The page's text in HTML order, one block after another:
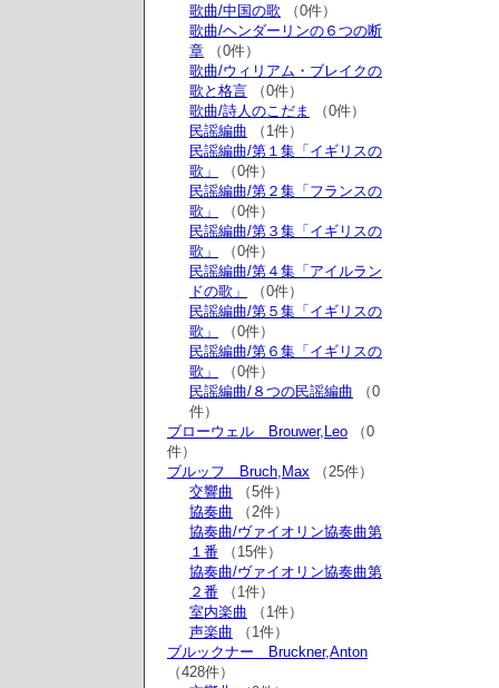
歌曲/中国の歌 （0件）
歌曲/ヘンダーリンの６つの断
章 （0件）
歌曲/ウィリアム・ブレイクの
歌と格言 （0件）
歌曲/詩人のこだま
（0件）
民謡編曲 （1件）
民謡編曲/第１集「イギリスの
歌」
（0件）
民謡編曲/第２集「フランスの
歌」
（0件）
民謡編曲/第３集「イギリスの
歌」
（0件）
民謡編曲/第４集「アイルラン
ドの歌」
（0件）
民謡編曲/第５集「イギリスの
歌」
（0件）
民謡編曲/第６集「イギリスの
歌」
（0件）
民謡編曲/８つの民謡編曲 （0
件）
ブローウェル Brouwer,Leo （0
件）
ブルッフ Bruch,Max （25件）
交響曲 （5件）
協奏曲 （2件）
協奏曲/ヴァイオリン協奏曲第
１番 （15件）
協奏曲/ヴァイオリン協奏曲第
２番 （1件）
室内楽曲 （1件）
声楽曲 （1件）
ブルックナー Bruckner,Anton
（428件）